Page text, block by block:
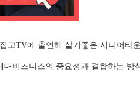
고TV에 출연해 살기좋은 시니어타
비즈니스의 중요성과 결합하는 방